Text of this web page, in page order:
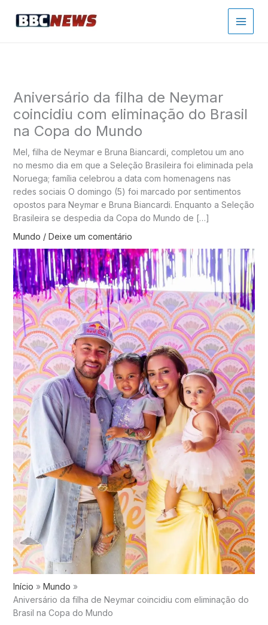
para
Aniversário da filha de Neymar
coincidiu com eliminação do Brasil
na Copa do Mundo
Mel, filha de Neymar e Bruna Biancardi, completou um ano
no mesmo dia em que a Seleção Brasileira foi eliminada pela
Noruega; família celebrou a data com homenagens nas
redes sociais O domingo (5) foi marcado por sentimentos
opostos para Neymar e Bruna Biancardi. Enquanto a Seleção
Brasileira se despedia da Copa do Mundo de […]
Mundo / Deixe um comentário
Início
Mundo
Aniversário da filha de Neymar coincidiu com eliminação do
Brasil na Copa do Mundo